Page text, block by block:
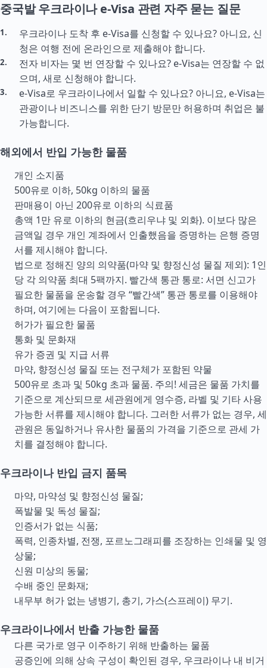
중국발 우크라이나 e-Visa 관련 자주 묻는 질문
우크라이나 도착 후 e-Visa를 신청할 수 있나요? 아니요, 신
청은 여행 전에 온라인으로 제출해야 합니다.
전자 비자는 몇 번 연장할 수 있나요? e-Visa는 연장할 수 없
으며, 새로 신청해야 합니다.
e-Visa로 우크라이나에서 일할 수 있나요? 아니요, e-Visa는
관광이나 비즈니스를 위한 단기 방문만 허용하며 취업은 불
가능합니다.
해외에서 반입 가능한 물품
개인 소지품
500유로 이하, 50kg 이하의 물품
판매용이 아닌 200유로 이하의 식료품
총액 1만 유로 이하의 현금(흐리우냐 및 외화). 이보다 많은
금액일 경우 개인 계좌에서 인출했음을 증명하는 은행 증명
서를 제시해야 합니다.
법으로 정해진 양의 의약품(마약 및 향정신성 물질 제외): 1인
당 각 의약품 최대 5팩까지. 빨간색 통관 통로: 서면 신고가
필요한 물품을 운송할 경우 “빨간색” 통관 통로를 이용해야
하며, 여기에는 다음이 포함됩니다.
허가가 필요한 물품
통화 및 문화재
유가 증권 및 지급 서류
마약, 향정신성 물질 또는 전구체가 포함된 약물
500유로 초과 및 50kg 초과 물품. 주의! 세금은 물품 가치를
기준으로 계산되므로 세관원에게 영수증, 라벨 및 기타 사용
가능한 서류를 제시해야 합니다. 그러한 서류가 없는 경우, 세
관원은 동일하거나 유사한 물품의 가격을 기준으로 관세 가
치를 결정해야 합니다.
우크라이나 반입 금지 품목
마약, 마약성 및 향정신성 물질;
폭발물 및 독성 물질;
인증서가 없는 식품;
폭력, 인종차별, 전쟁, 포르노그래피를 조장하는 인쇄물 및 영
상물;
신원 미상의 동물;
수배 중인 문화재;
내무부 허가 없는 냉병기, 총기, 가스(스프레이) 무기.
우크라이나에서 반출 가능한 물품
다른 국가로 영구 이주하기 위해 반출하는 물품
공증인에 의해 상속 구성이 확인된 경우, 우크라이나 내 비거